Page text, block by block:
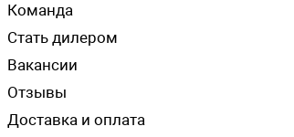
Команда
Стать дилером
Вакансии
Отзывы
Доставка и оплата